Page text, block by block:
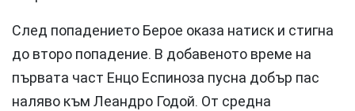
След попадението Берое оказа натиск и стигна
до второ попадение. В добавеното време на
първата част Енцо Еспиноза пусна добър пас
наляво към Леандро Годой. От средна